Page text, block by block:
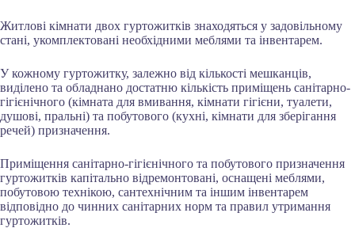
Житлові кімнати двох гуртожитків знаходяться у задовільному
стані, укомплектовані необхідними меблями та інвентарем.
У кожному гуртожитку, залежно від кількості мешканців,
виділено та обладнано достатню кількість приміщень санітарно-
гігієнічного (кімната для вмивання, кімнати гігієни, туалети,
душові, пральні) та побутового (кухні, кімнати для зберігання
речей) призначення.
Приміщення санітарно-гігієнічного та побутового призначення
гуртожитків капітально відремонтовані, оснащені меблями,
побутовою технікою, сантехнічним та іншим інвентарем
відповідно до чинних санітарних норм та правил утримання
гуртожитків.